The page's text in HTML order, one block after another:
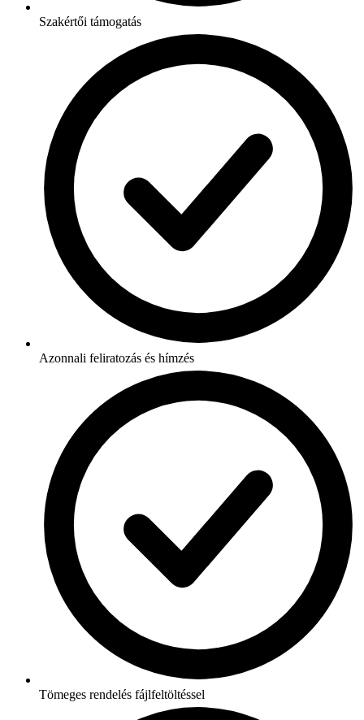
Szakértői támogatás
Azonnali feliratozás és hímzés
Tömeges rendelés fájlfeltöltéssel